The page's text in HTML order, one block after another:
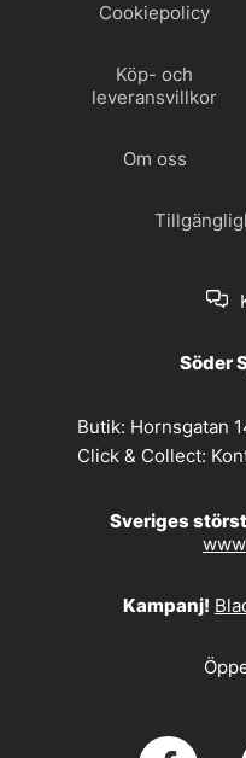
Cookiepolicy
Köp- och
leveransvillkor
Om oss
Söder
Butik: Hornsgatan
Click & Collect:
Sveriges
Kampanj!